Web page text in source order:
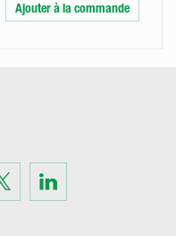
Ajouter à la commande
Visit
on
LinkedIn